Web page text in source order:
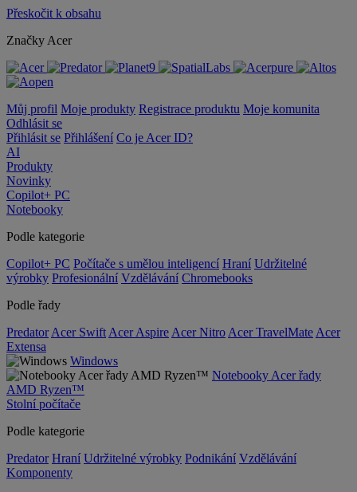
Přeskočit k obsahu
Značky Acer
Můj profil Moje produkty Registrace produktu Moje komunita
Odhlásit se
Přihlásit se Přihlášení Co je Acer ID?
AI
Produkty
Novinky
Copilot+ PC
Notebooky
Podle kategorie
Copilot+ PC Počítače s umělou inteligencí Hraní Udržitelné
výrobky Profesionální Vzdělávání Chromebooks
Podle řady
Predator Acer Swift Acer Aspire Acer Nitro Acer TravelMate Acer
Extensa
Windows
Notebooky Acer řady
AMD Ryzen™
Stolní počítače
Podle kategorie
Predator Hraní Udržitelné výrobky Podnikání Vzdělávání
Komponenty